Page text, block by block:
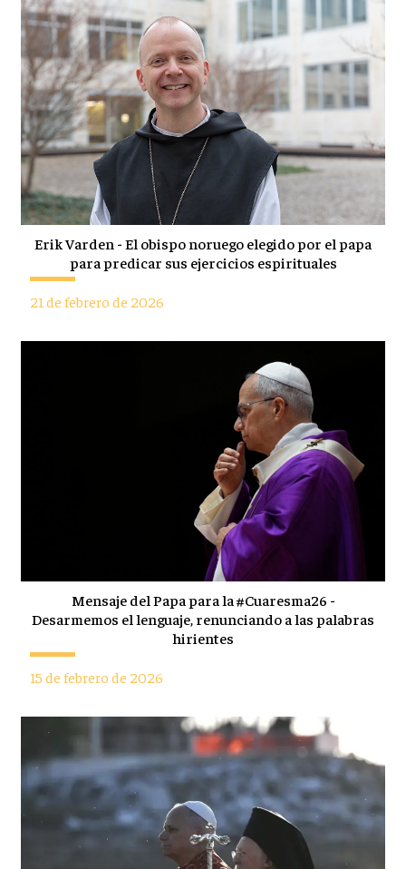
Erik Varden - El obispo noruego elegido por el papa
para predicar sus ejercicios espirituales
21 de febrero de 2026
Mensaje del Papa para la #Cuaresma26 -
Desarmemos el lenguaje, renunciando a las palabras
hirientes
15 de febrero de 2026